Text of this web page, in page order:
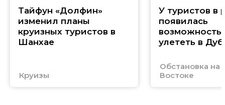
Тайфун «Долфин»
изменил планы
круизных туристов в
Шанхае
Круизы
У туристов в
появилась
улететь в
Обстановка
Востоке